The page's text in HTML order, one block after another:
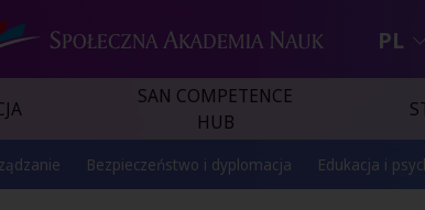
PL
SAN COMPETENCE
HUB
Bezpieczeństwo i dyplomacja Edukacja i